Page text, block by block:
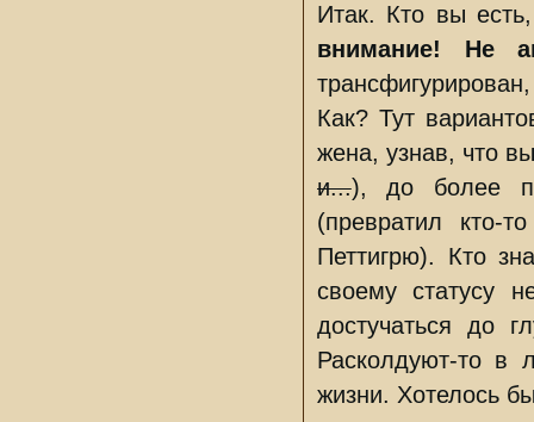
Итак. Кто вы
внимание! Не
Как? Тут
жена, узнав, что
и...), до более
(превратил кто-
Петтигрю). Кто
своему статусу
достучаться до
Расколдуют-то в
жизни. Хотелось